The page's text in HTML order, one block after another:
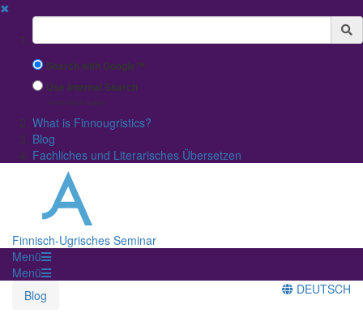
✖
Suchbegriff
Search with Google™
Use Internal Search
(limited result quality)
What is Finnougristics?
Blog
Fachliches und Literarisches Übersetzen
Finnisch-Ugrisches Seminar
Menü
Menü
Blog
DEUTSCH